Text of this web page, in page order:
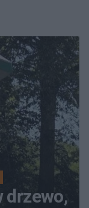
drzewo,